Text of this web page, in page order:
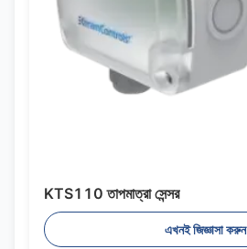
KTS110 তাপমাত্রা সেন্সর
এখনই জিজ্ঞাসা করুন